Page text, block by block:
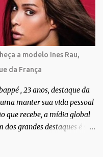
um período da sua vida no
apenas se alistou como
de gênero não seria algo
eu sempre ouvia muito;
‘ah, esse aí não vai
entrar no exército. Eu
a modelo Ines Rau,
da França
, 23 anos, destaque da
manter sua vida pessoal
que recebe, a mídia global
grandes destaques é seu